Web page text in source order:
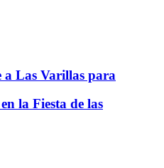
Las Varillas para
la Fiesta de las